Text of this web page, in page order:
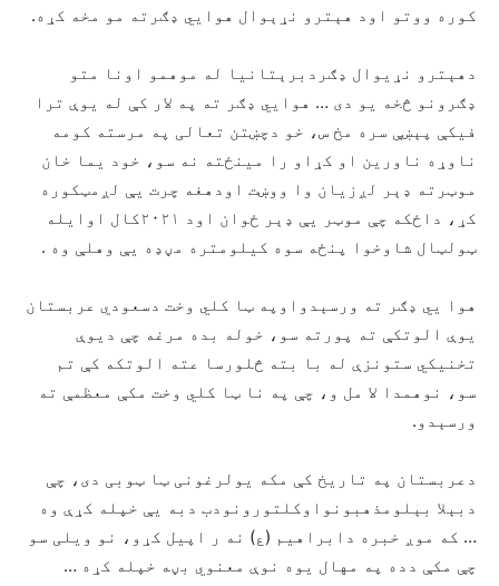
کوره ووتو اود هېترو نړېوال هوایي ډګرته مو مخه کړه.
دهېترو نړیوال ډګردبرېتانیا له موهمو اونا متو
ډګرونو څخه یو دی … هوايي ډګر ته په لار کې له یوې ترا
فیکې پېښې سره مخ س، خو دچښتن تعالی په مرسته کومه
ناوړه ناورین او کړاو را مینځته نه سو، خود یما خان
موټرته ډېر لږزیان وا ووښت اودهغه چرت یې لږمټکوره
کړ، داځکه چې موټر یې ډېر ځوان اود ۲۰۲۱کال اوایله
ټولټال شاوخوا پنځه سوه کیلومتره مڼډه یې وهلې وه .
هوا یي ډګر ته ورسېدواوپه ټا کلي وخت دسعودي عربستان
يوې الوتکې ته پورته سو، خوله بده مرغه چې دیوې
تخنیکي ستونزې له با بته څلورسا عته الوتکه کې تم
سو، نوهمدا لا مل و، چې په نا ټا کلي وخت مکې معظمې ته
ورسېدو.
دعربستان په تاریخ کې مکه یولرغونی ټا ټوبی دی، چې
دبېلا بېلومذهبونواوکلتورونودب دبه یې خپله کړې وه
… که موږ خبره دابراهیم (ع) نه ر اپیل کړو، نو ویلی سو
چې مکې دده په مهال یوه نوې معنوي بڼه خپله کړه …